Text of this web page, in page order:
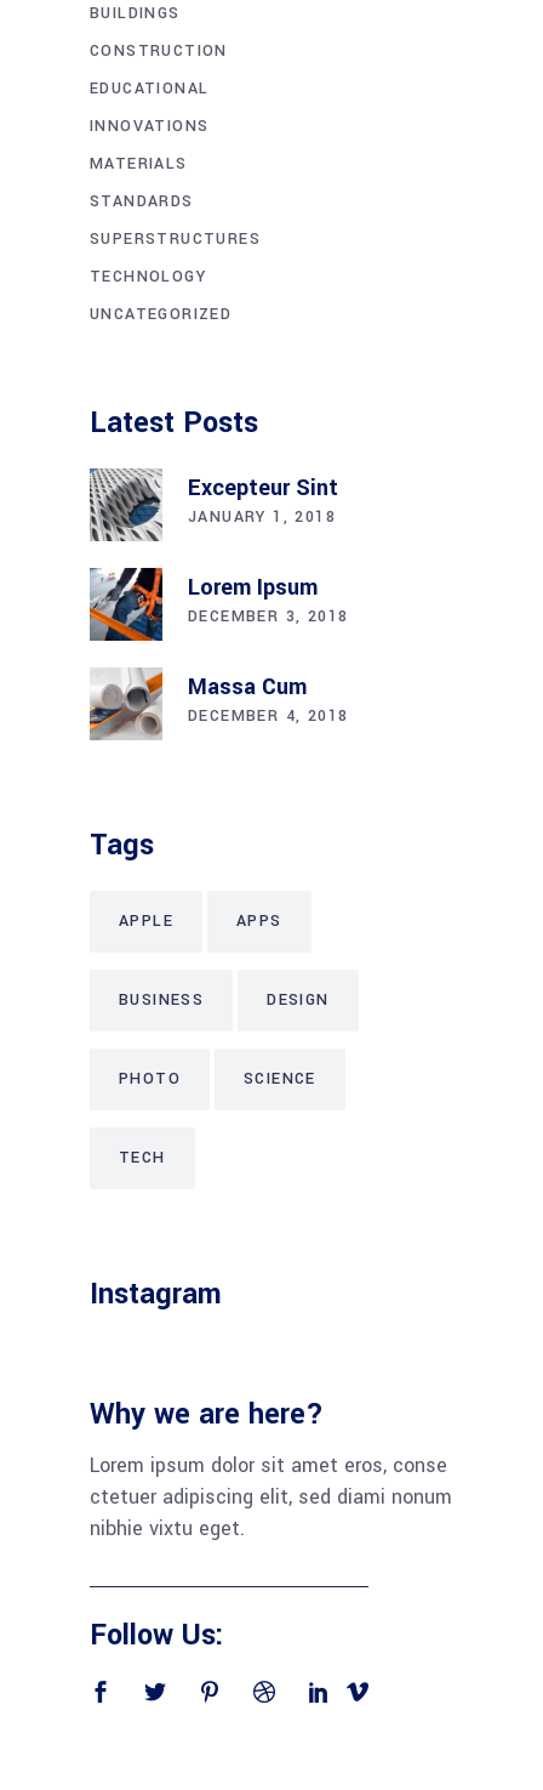
BUILDINGS
CONSTRUCTION
EDUCATIONAL
INNOVATIONS
MATERIALS
STANDARDS
SUPERSTRUCTURES
TECHNOLOGY
UNCATEGORIZED
Latest Posts
Excepteur Sint
JANUARY 1, 2018
Lorem Ipsum
DECEMBER 3, 2018
Massa Cum
DECEMBER 4, 2018
Tags
APPLE APPS
BUSINESS DESIGN
PHOTO SCIENCE
TECH
Instagram
Why we are here?
Lorem ipsum dolor sit amet eros, conse
ctetuer adipiscing elit, sed diami nonum
nibhie vixtu eget.
Follow Us: